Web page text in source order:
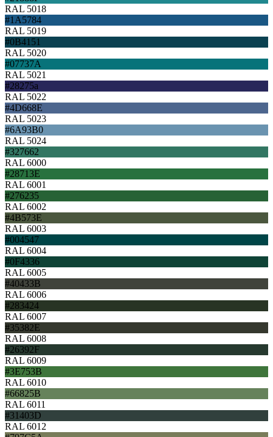
RAL 5018
#1A5784
RAL 5019
#0B4151
RAL 5020
#07737A
RAL 5021
#28275a
RAL 5022
#4D668E
RAL 5023
#6A93B0
RAL 5024
#327662
RAL 6000
#28713E
RAL 6001
#276235
RAL 6002
#4B573E
RAL 6003
#004547
RAL 6004
#0F4336
RAL 6005
#40433B
RAL 6006
#283424
RAL 6007
#35382E
RAL 6008
#26392F
RAL 6009
#3E753B
RAL 6010
#66825B
RAL 6011
#31403D
RAL 6012